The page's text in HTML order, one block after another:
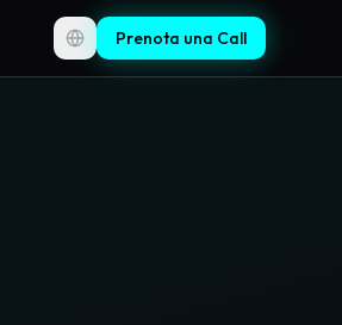
Toggle language
Prenota una Call